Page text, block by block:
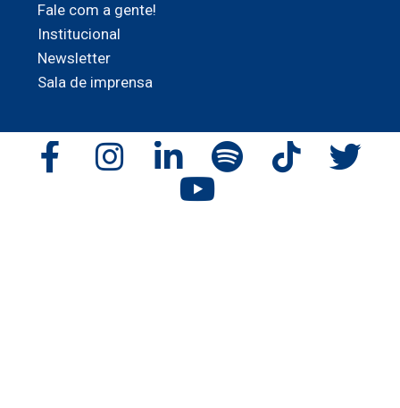
Fale com a gente!
Institucional
Newsletter
Sala de imprensa